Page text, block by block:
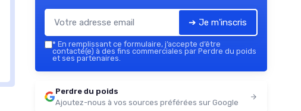
➔ Je m'inscris
* En remplissant ce formulaire, j’accepte d’être
contacté(e) à des fins commerciales par Perdre du poids
et ses partenaires.
Perdre du poids
Ajoutez-nous à vos sources préférées sur Google